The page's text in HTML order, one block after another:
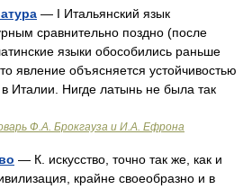
— I Итальянский язык
сравнительно поздно (после
языки обособились раньше
явление объясняется устойчивостью
Италии. Нигде латынь не была так
Ф.А. Брокгауза и И.А. Ефрона
— К. искусство, точно так же, как и
крайне своеобразно и в